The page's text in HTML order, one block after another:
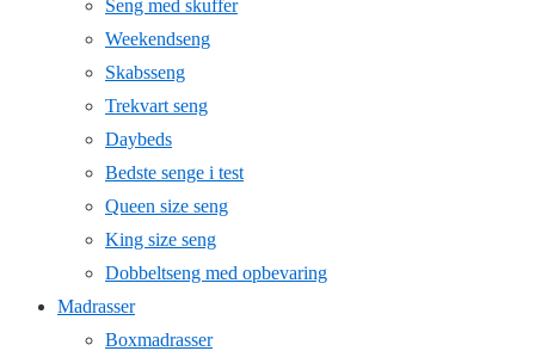
Seng med skuffer
Weekendseng
Skabsseng
Trekvart seng
Daybeds
Bedste senge i test
Queen size seng
King size seng
Dobbeltseng med opbevaring
Madrasser
Boxmadrasser